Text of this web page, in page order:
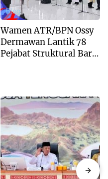
Blog
Wamen ATR/BPN Ossy
Dermawan Lantik 78
Pejabat Struktural Baru